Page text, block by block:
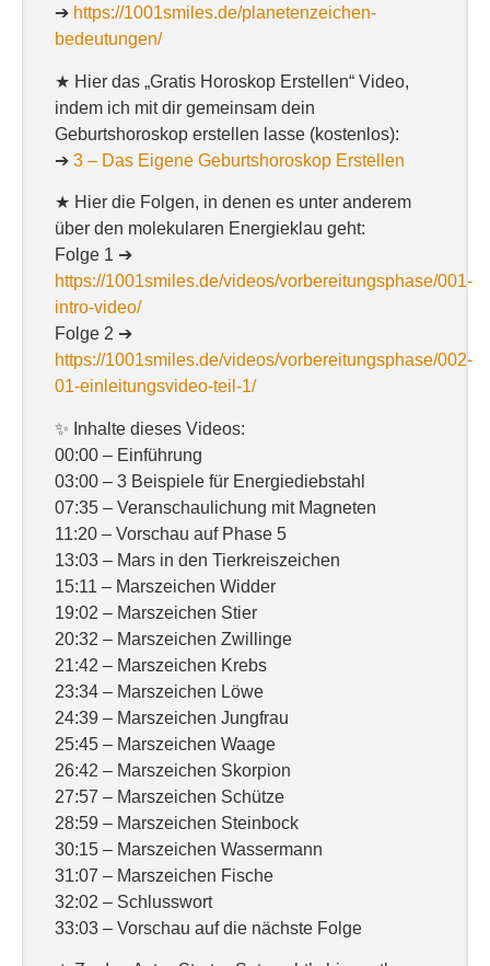
➔ https://1001smiles.de/planetenzeichen-
bedeutungen/
★ Hier das „Gratis Horoskop Erstellen“ Video,
indem ich mit dir gemeinsam dein
Geburtshoroskop erstellen lasse (kostenlos):
➔ 3 – Das Eigene Geburtshoroskop Erstellen
★ Hier die Folgen, in denen es unter anderem
über den molekularen Energieklau geht:
Folge 1 ➔
https://1001smiles.de/videos/vorbereitungsphase/001-
intro-video/
Folge 2 ➔
https://1001smiles.de/videos/vorbereitungsphase/002-
01-einleitungsvideo-teil-1/
✨ Inhalte dieses Videos:
00:00 – Einführung
03:00 – 3 Beispiele für Energiediebstahl
07:35 – Veranschaulichung mit Magneten
11:20 – Vorschau auf Phase 5
13:03 – Mars in den Tierkreiszeichen
15:11 – Marszeichen Widder
19:02 – Marszeichen Stier
20:32 – Marszeichen Zwillinge
21:42 – Marszeichen Krebs
23:34 – Marszeichen Löwe
24:39 – Marszeichen Jungfrau
25:45 – Marszeichen Waage
26:42 – Marszeichen Skorpion
27:57 – Marszeichen Schütze
28:59 – Marszeichen Steinbock
30:15 – Marszeichen Wassermann
31:07 – Marszeichen Fische
32:02 – Schlusswort
33:03 – Vorschau auf die nächste Folge